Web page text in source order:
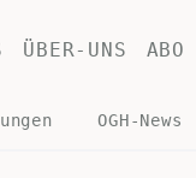
ÜBER-UNS ABO
OGH-News